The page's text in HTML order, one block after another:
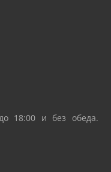
18:00 и без обеда.